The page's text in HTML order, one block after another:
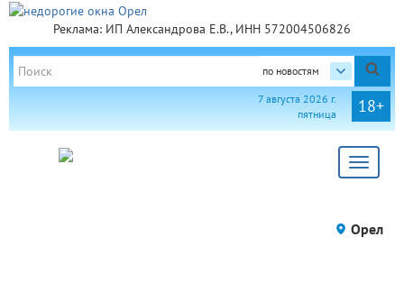
Реклама: ИП Александрова Е.В., ИНН 572004506826
по новостям
18+
7 августа 2026 г.
пятница
Toggle
Орел